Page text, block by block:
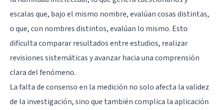
escalas que, bajo el mismo nombre, evalúan cosas distintas,
o que, con nombres distintos, evalúan lo mismo. Esto
dificulta comparar resultados entre estudios, realizar
revisiones sistemáticas y avanzar hacia una comprensión
clara del fenómeno.
La falta de consenso en la medición no solo afecta la validez
de la investigación, sino que también complica la aplicación